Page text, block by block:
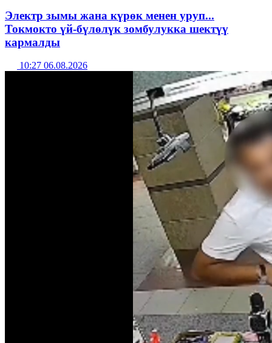
Электр зымы жана күрөк менен уруп...
Токмокто үй-бүлөлүк зомбулукка шектүү
кармалды
10:27 06.08.2026